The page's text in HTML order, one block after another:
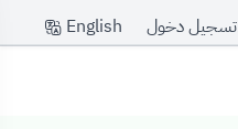
تسجيل دخول English